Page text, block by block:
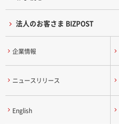
法人のお客さま BIZPOST
企業情報
ニュースリリース
English